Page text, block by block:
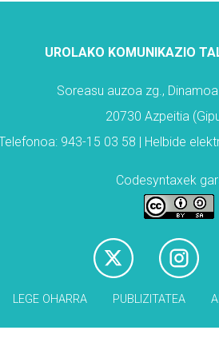
UROLAKO KOMUNIKAZIO
Soreasu auzoa zg.,
20730 Azpeitia
943-15 03 58 | Helbide
Codesyntaxek
LEGE OHARRA PUBLIZITATEA